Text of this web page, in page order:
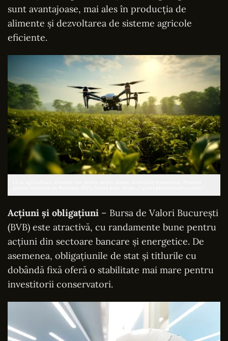
sunt avantajoase, mai ales în producția de
alimente și dezvoltarea de sisteme agricole
eficiente.
Acțiuni și obligațiuni – Bursa de Valori București
(BVB) este atractivă, cu randamente bune pentru
acțiuni din sectoare bancare și energetice. De
asemenea, obligațiunile de stat și titlurile cu
dobândă fixă oferă o stabilitate mai mare pentru
investitorii conservatori.